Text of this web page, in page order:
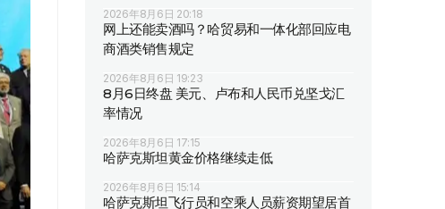
2026年8月6日 20:18
网上还能卖酒吗？哈贸易和一体化部回应电
商酒类销售规定
2026年8月6日 19:23
8月6日终盘 美元、卢布和人民币兑坚戈汇
率情况
2026年8月6日 17:15
哈萨克斯坦黄金价格继续走低
2026年8月6日 15:14
哈萨克斯坦飞行员和空乘人员薪资期望居首